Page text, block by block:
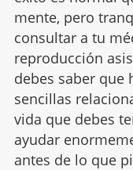
mente, pero
consultar a tu
reproducción
debes saber que
sencillas
vida que debes
ayudar
antes de lo que